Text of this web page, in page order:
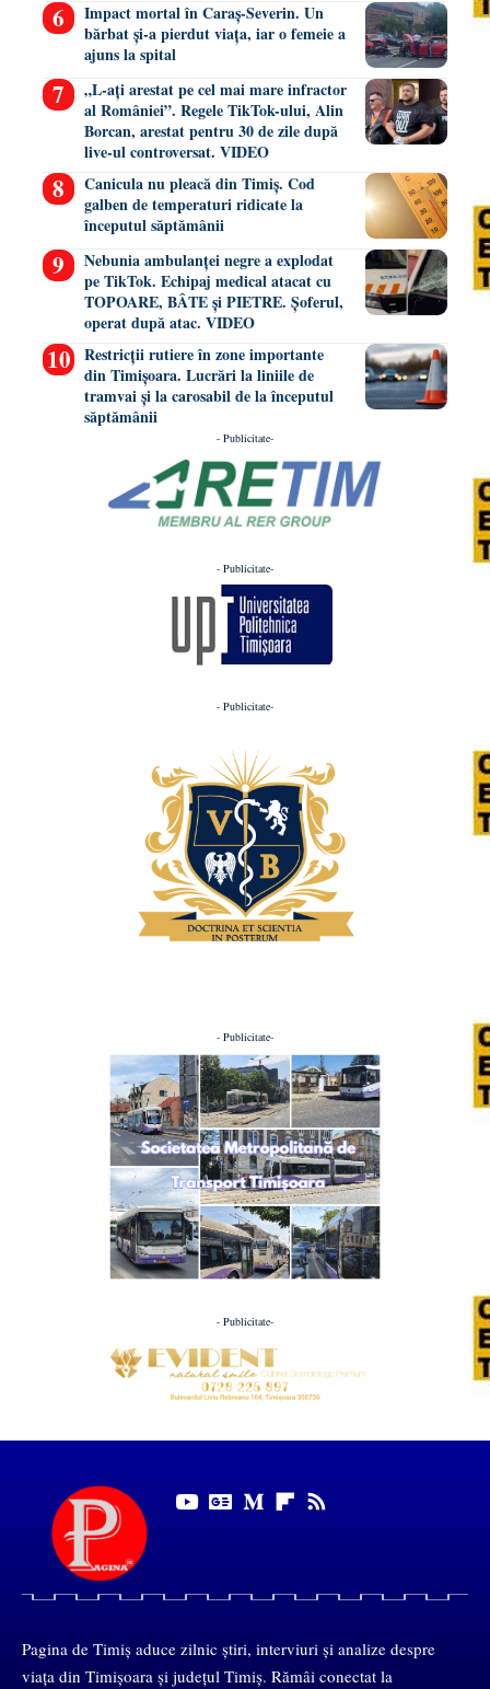
Impact mortal în Caraș-Severin. Un
bărbat și-a pierdut viața, iar o femeie a
ajuns la spital
„L-ați arestat pe cel mai mare infractor
al României”. Regele TikTok-ului, Alin
Borcan, arestat pentru 30 de zile după
live-ul controversat. VIDEO
Canicula nu pleacă din Timiș. Cod
galben de temperaturi ridicate la
începutul săptămânii
Nebunia ambulanței negre a explodat
pe TikTok. Echipaj medical atacat cu
TOPOARE, BÂTE și PIETRE. Șoferul,
operat după atac. VIDEO
Restricții rutiere în zone importante
din Timișoara. Lucrări la liniile de
tramvai și la carosabil de la începutul
săptămânii
- Publicitate-
- Publicitate-
- Publicitate-
- Publicitate-
- Publicitate-
Pagina de Timiș aduce zilnic știri, interviuri și analize despre
viața din Timișoara și județul Timiș. Rămâi conectat la